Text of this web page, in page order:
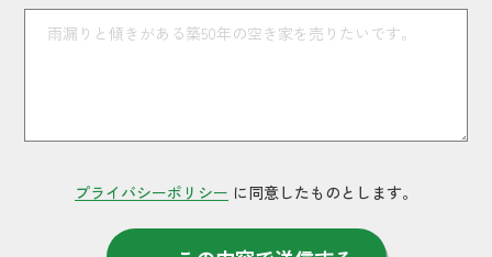
プライバシーポリシー に同意したものとします。